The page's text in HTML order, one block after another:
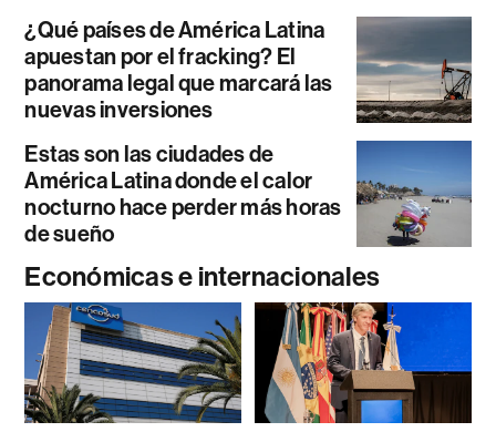
¿Qué países de América Latina
apuestan por el fracking? El
panorama legal que marcará las
nuevas inversiones
Estas son las ciudades de
América Latina donde el calor
nocturno hace perder más horas
de sueño
Económicas e internacionales